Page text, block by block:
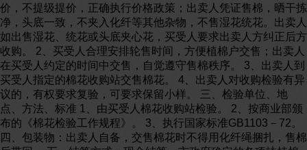
价，不提级提价，正确执行价格政策；出卖人凭证售棉，晒干拣
净，头底一致，不夹入化纤等其他杂物，不售湿花统花。出卖人
如出售湿花、统花或头底夹心花，买受人要求出卖人方纠正后方
收购。 2、买受人合理安排轮售时间，方便植棉户交售；出卖人
在买受人约定的时间中交售，自觉遵守售棉秩序。 3、出卖人到
买受人指定的棉花收购站交售棉花。 4、出卖人对收购检验有异
议的，有权要求复验，可要求保留小样。 三、检验单位、地
点、方法、标准 1、由买受人棉花收购站检验。 2、按商业部颁
布的《棉花检验工作规程》。 3、执行国家标准GB1103－72。
四、包装物：出卖人自备，交售棉花时不得用化纤绳捆扎，售棉